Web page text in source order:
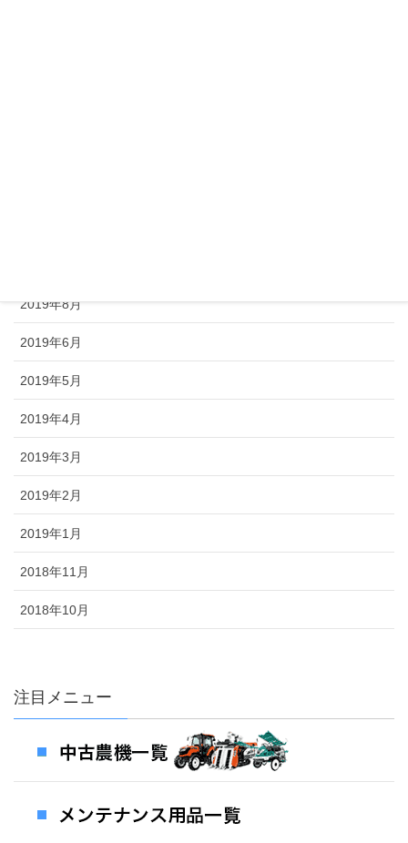
2019年8月
2019年6月
2019年5月
2019年4月
2019年3月
2019年2月
2019年1月
2018年11月
2018年10月
注目メニュー